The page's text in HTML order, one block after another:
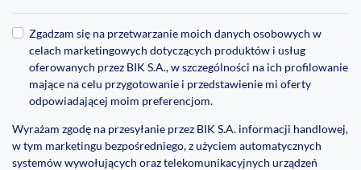
Zgadzam się na przetwarzanie moich danych osobowych w
celach marketingowych dotyczących produktów i usług
oferowanych przez BIK S.A., w szczególności na ich profilowanie
mające na celu przygotowanie i przedstawienie mi oferty
odpowiadającej moim preferencjom.
Wyrażam zgodę na przesyłanie przez BIK S.A. informacji handlowej,
w tym marketingu bezpośredniego, z użyciem automatycznych
systemów wywołujących oraz telekomunikacyjnych urządzeń